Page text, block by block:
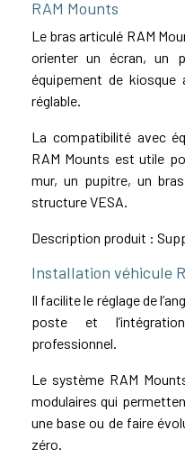
RAM Mounts
Le bras articulé RAM
orienter un écran, un
équipement de
réglable.
La compatibilité avec
RAM Mounts est utile
mur, un pupitre, un
structure VESA.
Description produit :
Installation véhicule
Il facilite le réglage de
poste et
professionnel.
Le système RAM
modulaires qui
une base ou de faire
zéro.